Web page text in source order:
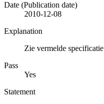
Date (Publication date)
2010-12-08
Explanation
Zie vermelde specificatie
Pass
Yes
Statement